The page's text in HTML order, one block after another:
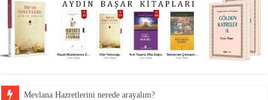
İnancından koparılan gençlerin vebali kimin?